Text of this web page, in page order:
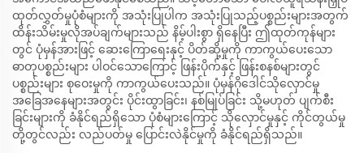
ထုတ်လွှတ်မှုပုံစံများကို အသုံးပြုပါက အသုံးပြုသည့်ပစ္စည်းများအတွက်
ထိန်းသိမ်းမှုလိုအပ်ချက်များသည် နိမ့်ပါးစွာ ရှိနေပြီး ဤထုတ်ကုန်များ
တွင် ပုံမှန်အားဖြင့် ဆေးကြောရေးနှင့် ပိတ်ဆို့မှုကို ကာကွယ်ပေးသော
ဓာတုပစ္စည်းများ ပါဝင်သောကြောင့် ဖြန်းပိုက်နှင့် ဖြန်းစနစ်များတွင်
ပစ္စည်းများ စုဝေးမှုကို ကာကွယ်ပေးသည်။ ပုံမှန်ဂိုဒေါင်သိုလှောင်မှု
အခြေအနေများအတွင်း ပိုင်းထွာခြင်း၊ နစ်မြုပ်ခြင်း သို့မဟုတ် ပျက်စီး
ခြင်းများကို ခံနိုင်ရည်ရှိသော ပုံစံများကြောင့် သိုလှောင်မှုနှင့် ကိုင်တွယ်မှု
တို့တွင်လည်း လည်ပတ်မှု ပြောင်းလဲနိုင်မှုကို ခံနိုင်ရည်ရှိသည်။